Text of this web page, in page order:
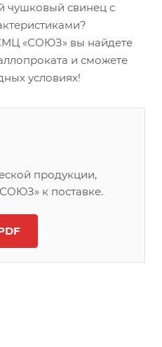
чушковый свинец с
«СОЮЗ» вы найдете
и сможете
условиях!
продукции,
к поставке.